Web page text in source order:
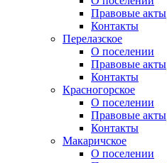
Правовые акты
Контакты
Перелазское
О поселении
Правовые акты
Контакты
Красногорское
О поселении
Правовые акты
Контакты
Макаричское
О поселении